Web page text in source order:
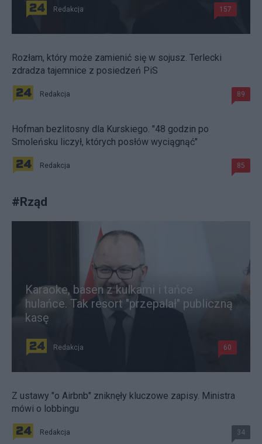
Redakcja 157
Rozłam, który może zamienić się w sojusz. Terlecki
zdradza tajemnice z posiedzeń PiS
Redakcja 89
Hofman bezlitosny dla Kurskiego. "48 godzin po
Smoleńsku liczył, których posłów wyciągnąć"
Redakcja 85
#Rząd
Karaoke, basen z kulkami i tańce
hulańce. Tak resort "przepalał" publiczną
kasę
Redakcja 60
Z ustawy "o Airbnb" zniknęły kluczowe zapisy. Ministra
mówi o lobbingu
Redakcja 34